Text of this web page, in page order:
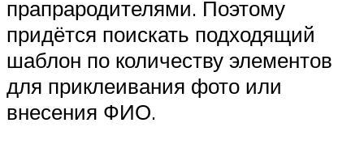
прапрародителями. Поэтому
придётся поискать подходящий
шаблон по количеству элементов
для приклеивания фото или
внесения ФИО.